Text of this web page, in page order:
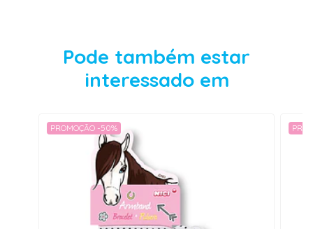
Pode também estar
interessado em
PROMOÇÃO -50%